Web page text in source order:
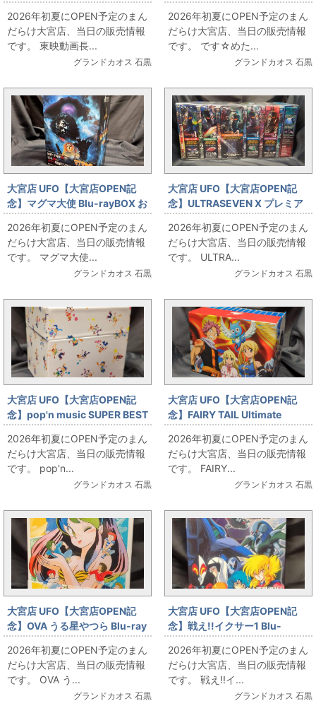
集～東映動画創立40周年企画～
お出しします!!
2026年初夏にOPEN予定のまん
だらけ大宮店、当日の販売情報
です。 東映動画長...
グランドカオス 石黒
します!!
2026年初夏にOPEN予定のまん
だらけ大宮店、当日の販売情報
です。 です☆めた...
グランドカオス 石黒
大宮店 UFO【大宮店OPEN記
念】マグマ大使 Blu-rayBOX お
出しします!!
2026年初夏にOPEN予定のまん
だらけ大宮店、当日の販売情報
です。 マグマ大使...
グランドカオス 石黒
大宮店 UFO【大宮店OPEN記
念】ULTRASEVEN X プレミア
ムエディション 全6巻セット お
出しします!!
2026年初夏にOPEN予定のまん
だらけ大宮店、当日の販売情報
です。 ULTRA...
グランドカオス 石黒
大宮店 UFO【大宮店OPEN記
念】pop'n music SUPER BEST
BOX お出しします!!
2026年初夏にOPEN予定のまん
だらけ大宮店、当日の販売情報
です。 pop'n...
グランドカオス 石黒
大宮店 UFO【大宮店OPEN記
念】FAIRY TAIL Ultimate
collection 全13巻セット 全巻収
納BOX付き お出しします!!
2026年初夏にOPEN予定のまん
だらけ大宮店、当日の販売情報
です。 FAIRY...
グランドカオス 石黒
大宮店 UFO【大宮店OPEN記
念】OVA うる星やつら Blu-ray
BOX 初回限定生産版 お出ししま
す!!
2026年初夏にOPEN予定のまん
だらけ大宮店、当日の販売情報
です。 OVA う...
グランドカオス 石黒
大宮店 UFO【大宮店OPEN記
念】戦え!!イクサー1 Blu-
rayBOX 初回限定版 お出ししま
す!!
2026年初夏にOPEN予定のまん
だらけ大宮店、当日の販売情報
です。 戦え!!イ...
グランドカオス 石黒